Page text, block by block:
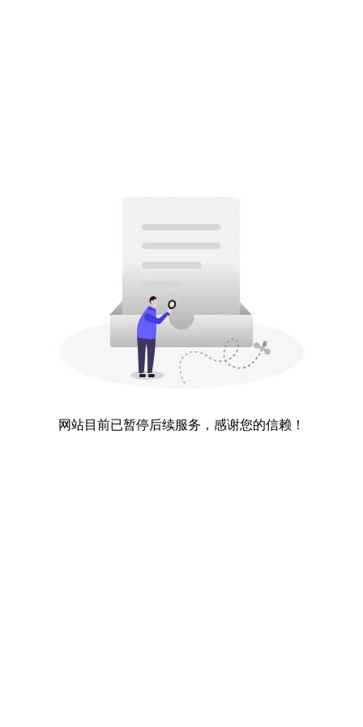
网站目前已暂停后续服务，感谢您的信赖！